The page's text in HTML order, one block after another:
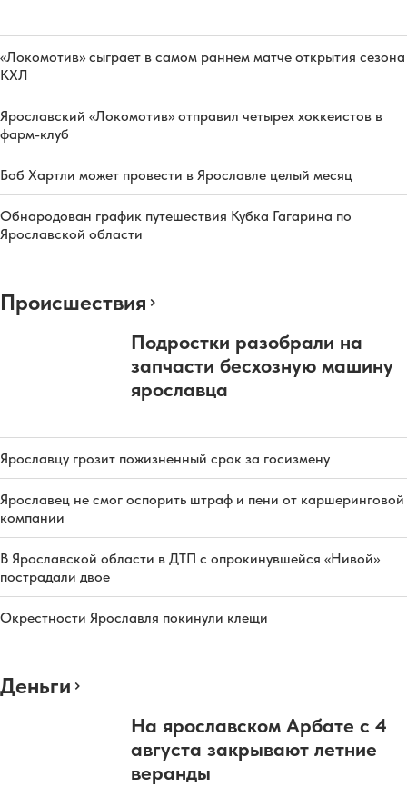
«Локомотив» сыграет в самом раннем матче открытия сезона
КХЛ
Ярославский «Локомотив» отправил четырех хоккеистов в
фарм-клуб
Боб Хартли может провести в Ярославле целый месяц
Обнародован график путешествия Кубка Гагарина по
Ярославской области
Происшествия
Подростки разобрали на
запчасти бесхозную машину
ярославца
Ярославцу грозит пожизненный срок за госизмену
Ярославец не смог оспорить штраф и пени от каршеринговой
компании
В Ярославской области в ДТП с опрокинувшейся «Нивой»
пострадали двое
Окрестности Ярославля покинули клещи
Деньги
На ярославском Арбате с 4
августа закрывают летние
веранды